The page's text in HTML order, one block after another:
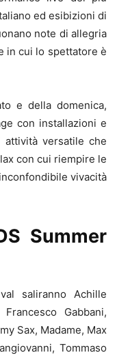
ed esibizioni di
note di allegria
in cui lo spettatore è
e della domenica,
con installazioni e
attività versatile che
con cui riempire le
vivacità
Summer
saliranno Achille
Gabbani,
Sax, Madame, Max
Tommaso